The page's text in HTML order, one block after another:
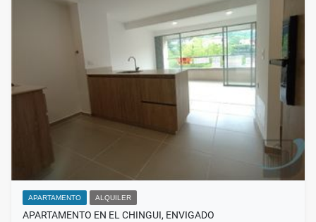
APARTAMENTO ALQUILER
APARTAMENTO EN EL CHINGUI, ENVIGADO